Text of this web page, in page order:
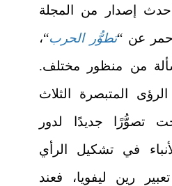
إصدار من المجلة
عن “تطوُّر الحرب“،
من منظور مختلف.
المتبصرة الثلاث
تصوُّرًا جديدًا لدور
في تشكيل الرأي
رين ليفويا، فعند